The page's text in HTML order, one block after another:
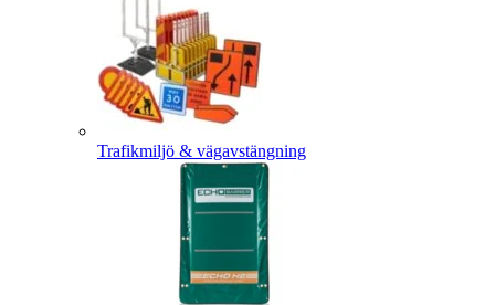
Trafikmiljö & vägavstängning